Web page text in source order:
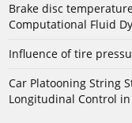
Brake disc
Computational Fluid
Influence of tire
Car Platooning String
Longitudinal Control